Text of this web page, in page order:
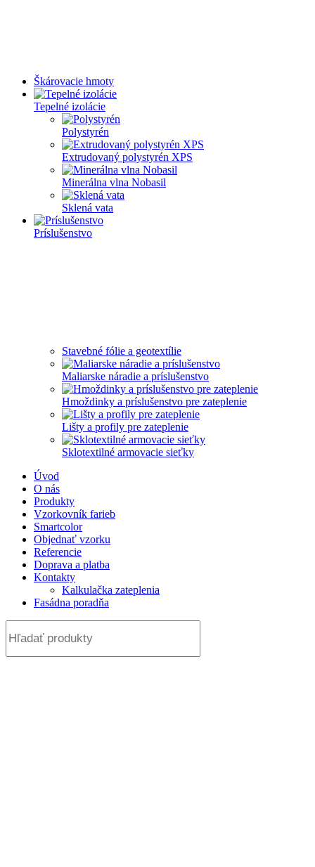
Škárovacie hmoty
Tepelné izolácie
Polystyrén
Extrudovaný polystyrén XPS
Minerálna vlna Nobasil
Sklená vata
Príslušenstvo
Stavebné fólie a geotextílie
Maliarske náradie a príslušenstvo
Hmoždinky a príslušenstvo pre zateplenie
Lišty a profily pre zateplenie
Sklotextilné armovacie sieťky
Úvod
O nás
Produkty
Vzorkovník farieb
Smartcolor
Objednať vzorku
Referencie
Doprava a platba
Kontakty
Kalkulačka zateplenia
Fasádna poradňa